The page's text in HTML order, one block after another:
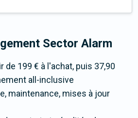
Sector Alarm
de 199 € à l'achat, puis 37,90
all-inclusive
maintenance, mises à jour